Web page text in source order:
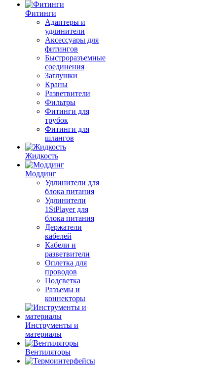
Фитинги
Адаптеры и
удлинители
Аксессуары для
фитингов
Быстроразъемные
соединения
Заглушки
Краны
Разветвители
Фильтры
Фитинги для
трубок
Фитинги для
шлангов
Жидкость
Моддинг
Удлинители для
блока питания
Удлинители
1StPlayer для
блока питания
Держатели
кабелей
Кабели и
разветвители
Оплетка для
проводов
Подсветка
Разъемы и
коннекторы
Инструменты и
материалы
Вентиляторы